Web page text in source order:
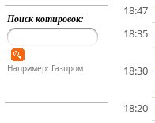
Поиск котировок:
Например: Газпром
18:47
18:35
18:30
18:20